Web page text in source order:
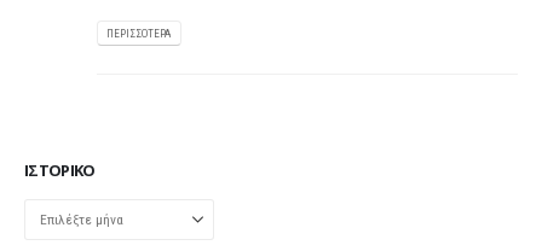
ΠΕΡΙΣΣΌΤΕΡΑ
ΙΣΤΟΡΙΚΌ